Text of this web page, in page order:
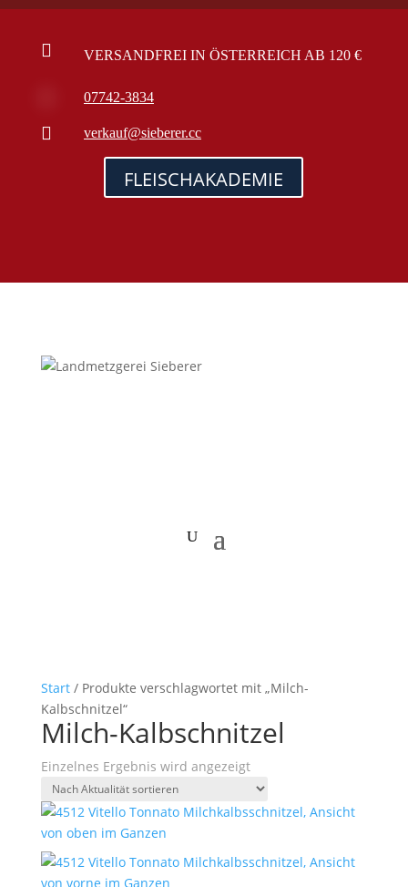
 VERSANDFREI IN ÖSTERREICH AB 120 €
07742-3834
 verkauf@sieberer.cc
FLEISCHAKADEMIE
Start/ Produkte verschlagwortet mit „Milch-
Kalbschnitzel“
Milch-Kalbschnitzel
Einzelnes Ergebnis wird angezeigt